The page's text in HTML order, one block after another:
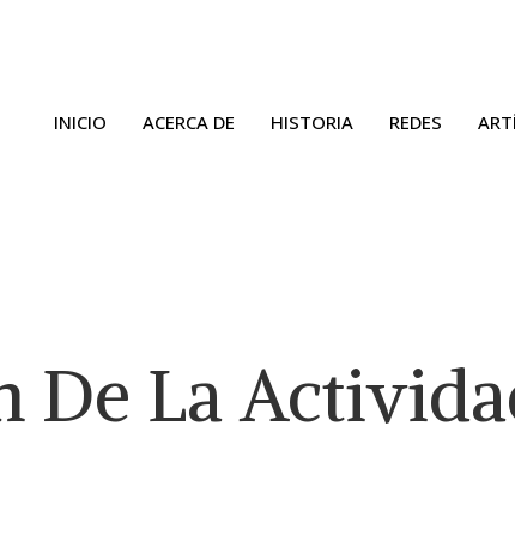
INICIO ACERCA DE HISTORIA REDES
De La